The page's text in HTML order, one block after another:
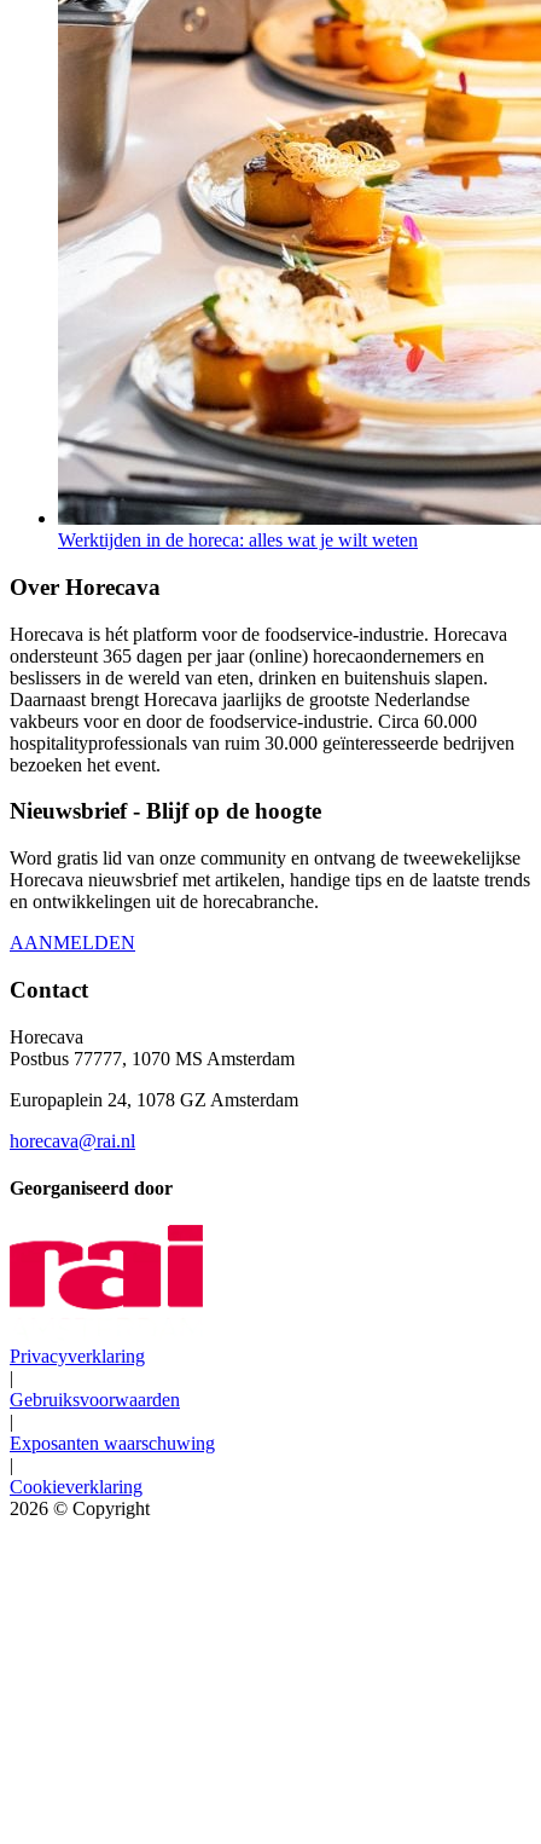
Werktijden in de horeca: alles wat je wilt weten
Over Horecava
Horecava is hét platform voor de foodservice-industrie. Horecava
ondersteunt 365 dagen per jaar (online) horecaondernemers en
beslissers in de wereld van eten, drinken en buitenshuis slapen.
Daarnaast brengt Horecava jaarlijks de grootste Nederlandse
vakbeurs voor en door de foodservice-industrie. Circa 60.000
hospitalityprofessionals van ruim 30.000 geïnteresseerde bedrijven
bezoeken het event.
Nieuwsbrief - Blijf op de hoogte
Word gratis lid van onze community en ontvang de tweewekelijkse
Horecava nieuwsbrief met artikelen, handige tips en de laatste trends
en ontwikkelingen uit de horecabranche.
AANMELDEN
Contact
Horecava
Postbus 77777, 1070 MS Amsterdam
Europaplein 24, 1078 GZ Amsterdam
horecava@rai.nl
Georganiseerd door
Privacyverklaring
|
Gebruiksvoorwaarden
|
Exposanten waarschuwing
|
Cookieverklaring
2026 © Copyright